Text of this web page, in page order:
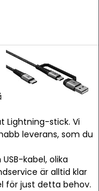
Lightning-stick. Vi
leverans, som du
kabel, olika
är alltid klar
för just detta behov.